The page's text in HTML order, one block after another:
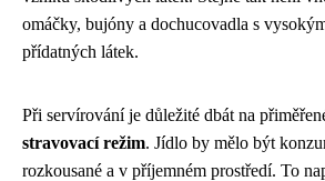
omáčky, bujóny a dochucovadla s
přídatných látek.
Při servírování je důležité dbát na
stravovací režim. Jídlo by mělo být
rozkousané a v příjemném prostředí. To